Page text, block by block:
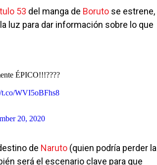
53 del manga de Boruto se estrene,
luz para dar información sobre lo que
ÉPICO!!!????
t.co/WVI5oBFhs8
20, 2020
de Naruto (quien podría perder la
será el escenario clave para que